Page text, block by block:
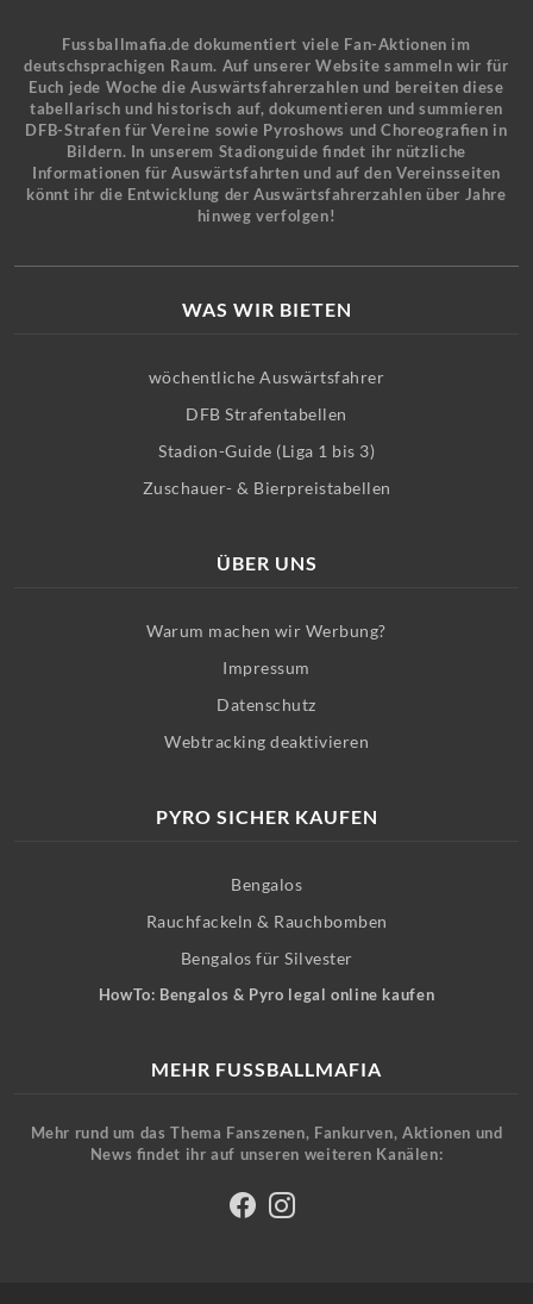
Fussballmafia.de dokumentiert viele Fan-Aktionen im
deutschsprachigen Raum. Auf unserer Website sammeln wir für
Euch jede Woche die Auswärtsfahrerzahlen und bereiten diese
tabellarisch und historisch auf, dokumentieren und summieren
DFB-Strafen für Vereine sowie Pyroshows und Choreografien in
Bildern. In unserem Stadionguide findet ihr nützliche
Informationen für Auswärtsfahrten und auf den Vereinsseiten
könnt ihr die Entwicklung der Auswärtsfahrerzahlen über Jahre
hinweg verfolgen!
WAS WIR BIETEN
wöchentliche Auswärtsfahrer
DFB Strafentabellen
Stadion-Guide (Liga 1 bis 3)
Zuschauer- & Bierpreistabellen
ÜBER UNS
Warum machen wir Werbung?
Impressum
Datenschutz
Webtracking deaktivieren
PYRO SICHER KAUFEN
Bengalos
Rauchfackeln & Rauchbomben
Bengalos für Silvester
HowTo: Bengalos & Pyro legal online kaufen
MEHR FUSSBALLMAFIA
Mehr rund um das Thema Fanszenen, Fankurven, Aktionen und
News findet ihr auf unseren weiteren Kanälen: